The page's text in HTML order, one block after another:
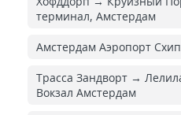
терминал, Амстердам
Амстердам Аэропорт
Трасса Зандворт →
Вокзал Амстердам